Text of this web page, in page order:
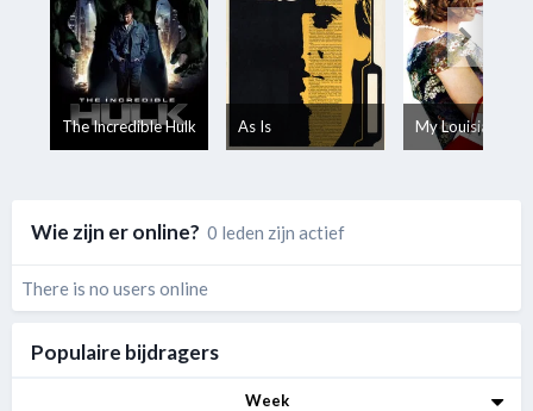
The Incredible Hulk As Is My Louisiana Sky
Wie zijn er online? 0 leden zijn actief
There is no users online
Populaire bijdragers
Week